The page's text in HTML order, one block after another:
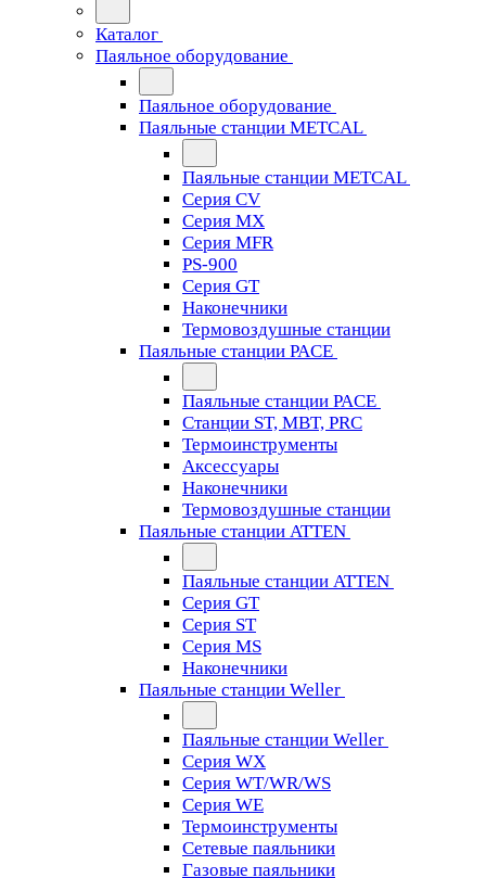
Каталог
Паяльное оборудование
Паяльное оборудование
Паяльные станции METCAL
Паяльные станции METCAL
Серия CV
Серия MX
Серия MFR
PS-900
Серия GT
Наконечники
Термовоздушные станции
Паяльные станции PACE
Паяльные станции PACE
Станции ST, MBT, PRC
Термоинструменты
Аксессуары
Наконечники
Термовоздушные станции
Паяльные станции ATTEN
Паяльные станции ATTEN
Серия GT
Серия ST
Серия MS
Наконечники
Паяльные станции Weller
Паяльные станции Weller
Серия WX
Серия WT/WR/WS
Серия WE
Термоинструменты
Сетевые паяльники
Газовые паяльники